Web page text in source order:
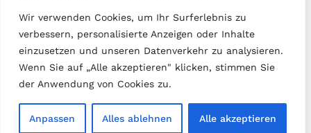
Wir verwenden Cookies, um Ihr Surferlebnis zu
verbessern, personalisierte Anzeigen oder Inhalte
einzusetzen und unseren Datenverkehr zu analysieren.
Wenn Sie auf „Alle akzeptieren" klicken, stimmen Sie
der Anwendung von Cookies zu.
Anpassen Alles ablehnen Alle akzeptieren
Copyright © 2025 DIE LINKE Kassel-Stadt
Startseite Datenschutz